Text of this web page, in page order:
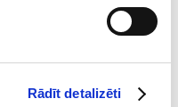
Rādīt detalizēti
pakalpojumu
pārkāpumiem
līdzekļu uzskaites